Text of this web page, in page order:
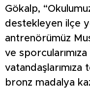
Gökalp,
destekleyen ilçe
antrenörümüz
ve
bronz madalya